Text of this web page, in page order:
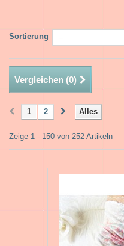
Sortierung
Vergleichen (0)
Alles
1 2
Zeige 1 - 150 von 252 Artikeln